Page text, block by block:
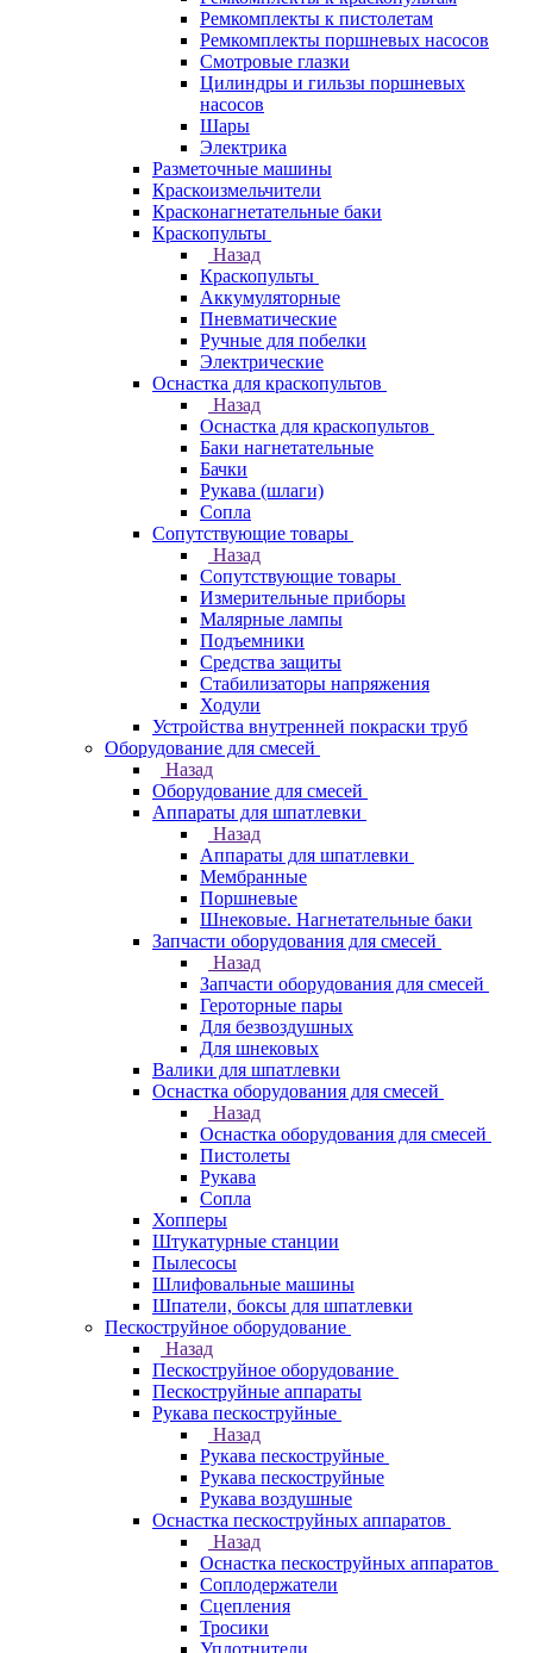
Ремкомплекты к пистолетам
Ремкомплекты поршневых насосов
Смотровые глазки
Цилиндры и гильзы поршневых
насосов
Шары
Электрика
Разметочные машины
Краскоизмельчители
Красконагнетательные баки
Краскопульты
Назад
Краскопульты
Аккумуляторные
Пневматические
Ручные для побелки
Электрические
Оснастка для краскопультов
Назад
Оснастка для краскопультов
Баки нагнетательные
Бачки
Рукава (шлаги)
Сопла
Сопутствующие товары
Назад
Сопутствующие товары
Измерительные приборы
Малярные лампы
Подъемники
Средства защиты
Стабилизаторы напряжения
Ходули
Устройства внутренней покраски труб
Оборудование для смесей
Назад
Оборудование для смесей
Аппараты для шпатлевки
Назад
Аппараты для шпатлевки
Мембранные
Поршневые
Шнековые. Нагнетательные баки
Запчасти оборудования для смесей
Назад
Запчасти оборудования для смесей
Героторные пары
Для безвоздушных
Для шнековых
Валики для шпатлевки
Оснастка оборудования для смесей
Назад
Оснастка оборудования для смесей
Пистолеты
Рукава
Сопла
Хопперы
Штукатурные станции
Пылесосы
Шлифовальные машины
Шпатели, боксы для шпатлевки
Пескоструйное оборудование
Назад
Пескоструйное оборудование
Пескоструйные аппараты
Рукава пескоструйные
Назад
Рукава пескоструйные
Рукава пескоструйные
Рукава воздушные
Оснастка пескоструйных аппаратов
Назад
Оснастка пескоструйных аппаратов
Соплодержатели
Сцепления
Тросики
Уплотнители